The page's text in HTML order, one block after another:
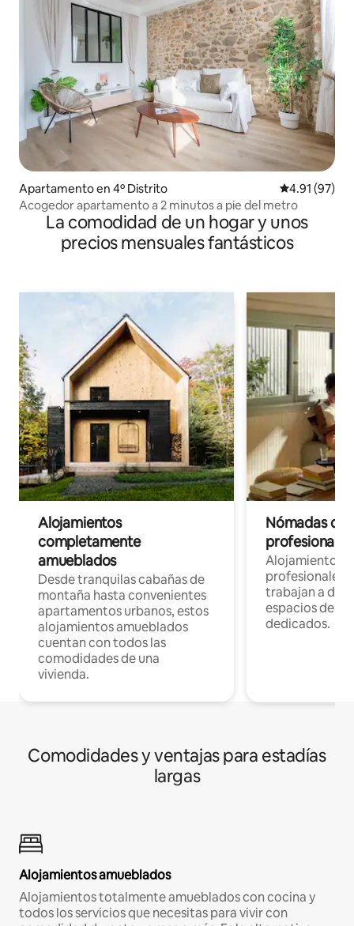
Apartamento en 4º Distrito Calificación
4.91 (97)
Acogedor apartamento a 2 minutos a pie del metro
La comodidad de un hogar y unos
precios mensuales fantásticos
Alojamientos
completamente
amueblados
Desde tranquilas cabañas de
montaña hasta convenientes
apartamentos urbanos, estos
alojamientos amueblados
cuentan con todos las
comodidades de una
vivienda.
Nómadas
Alojamientos
profesionales
trabajan a
espacios de
dedicados.
Comodidades y ventajas para estadías
largas
Alojamientos amueblados
Alojamientos totalmente amueblados con cocina y
todos los servicios que necesitas para vivir con